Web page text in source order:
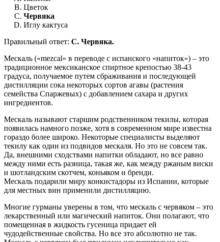
Цветок
Червяка
Иглу кактуса
Правильный ответ: C. Червяка.
Мескаль («mezcal» в переводе с испанского «напиток») – это
традиционное мексиканское спиртное крепостью 38-43
градуса, получаемое путем сбраживания и последующей
дистилляции сока некоторых сортов агавы (растения
семейства Спаржевых) с добавлением сахара и других
ингредиентов.
Мескаль называют старшим родственником текилы, которая
появилась намного позже, хотя в современном мире известна
гораздо более широко. Некоторые специалисты выделяют
текилу как один из подвидов мескаля. Но это не совсем так.
Да, внешними сходствами напитки обладают, но все равно
между ними есть разница, такая же, как между ржаным виски
и шотландским скотчем, коньяком и бренди.
Мескаль подарили миру конкистадоры из Испании, которые
для местных вин применили дистилляцию.
Многие гурманы уверены в том, что мескаль с червяком – это
лекарственный или магический напиток. Они полагают, что
помещенная в жидкость гусеница придает ей
чудодейственные свойства. Но все это абсолютно не так.